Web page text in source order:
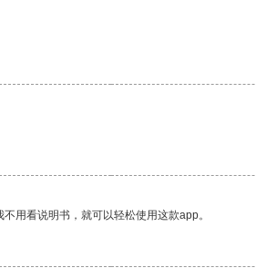
用看说明书，就可以轻松使用这款app。